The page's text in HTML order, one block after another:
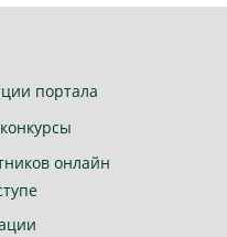
портала
онлайн